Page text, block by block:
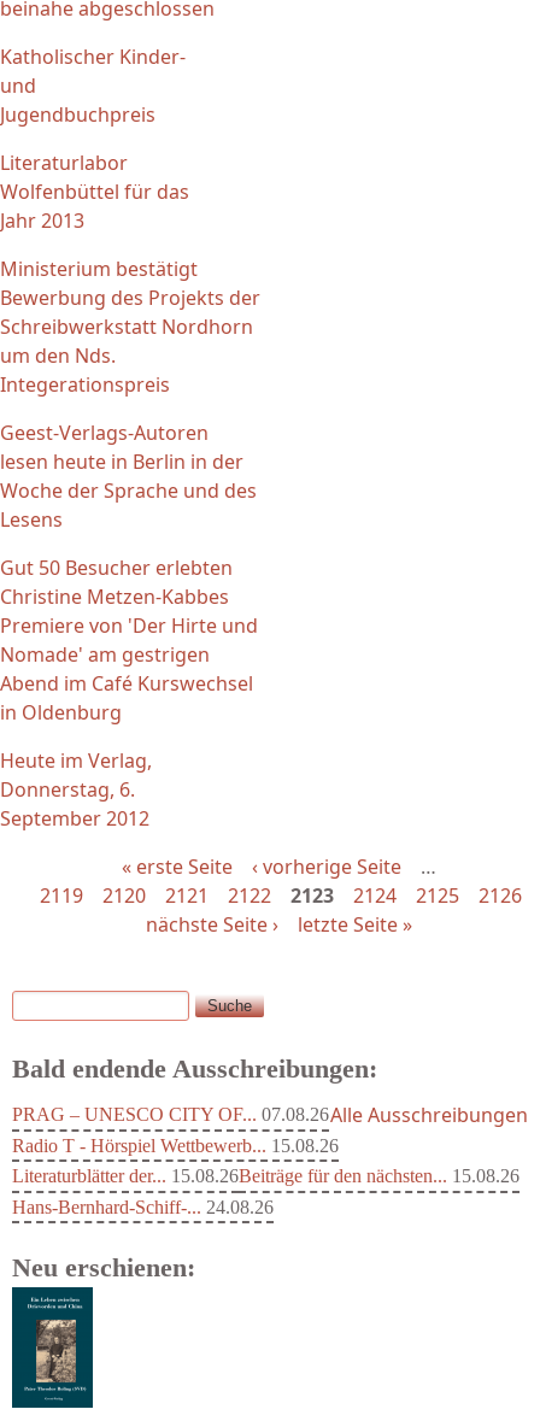
beinahe abgeschlossen
Katholischer Kinder-
und
Jugendbuchpreis
Literaturlabor
Wolfenbüttel für das
Jahr 2013
Ministerium bestätigt
Bewerbung des Projekts der
Schreibwerkstatt Nordhorn
um den Nds.
Integerationspreis
Geest-Verlags-Autoren
lesen heute in Berlin in der
Woche der Sprache und des
Lesens
Gut 50 Besucher erlebten
Christine Metzen-Kabbes
Premiere von 'Der Hirte und
Nomade' am gestrigen
Abend im Café Kurswechsel
in Oldenburg
Heute im Verlag,
Donnerstag, 6.
September 2012
« erste Seite
‹ vorherige Seite
…
2119
2120 2121 2122 2123 2124 2125
2126
nächste Seite ›
letzte Seite »
Suchformular
Suche
Bald endende Ausschreibungen:
PRAG – UNESCO CITY OF... 07.08.26
Radio T - Hörspiel Wettbewerb... 15.08.26
Literaturblätter der... 15.08.26Beiträge für den nächsten... 15.08.26
Hans-Bernhard-Schiff-... 24.08.26
Alle Ausschreibungen
Neu erschienen: